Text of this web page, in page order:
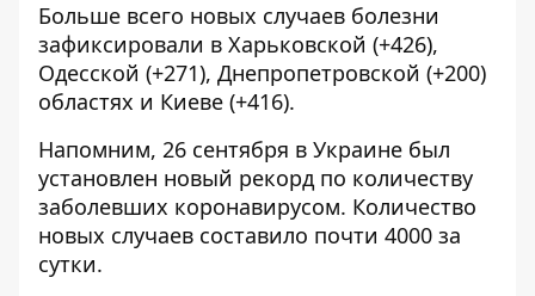
Больше всего новых случаев болезни
зафиксировали в Харьковской (+426),
Одесской (+271), Днепропетровской (+200)
областях и Киеве (+416).
Напомним, 26 сентября в Украине был
установлен новый рекорд по количеству
заболевших коронавирусом. Количество
новых случаев составило почти 4000 за
сутки.